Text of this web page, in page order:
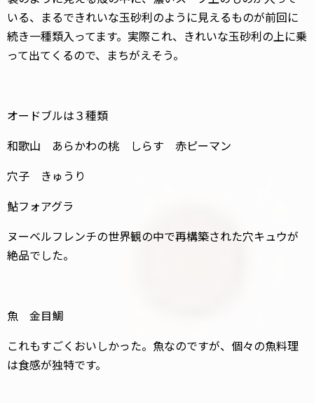
いる、まるできれいな玉砂利のように見えるものが前回に
続き一種類入ってます。実際これ、きれいな玉砂利の上に乗
って出てくるので、まちがえそう。
オードブルは３種類
和歌山 あらかわの桃 しらす 赤ピーマン
穴子 きゅうり
鮎フォアグラ
ヌーベルフレンチの世界観の中で再構築された穴キュウが
絶品でした。
魚 金目鯛
これもすごくおいしかった。魚なのですが、個々の魚料理
は食感が独特です。